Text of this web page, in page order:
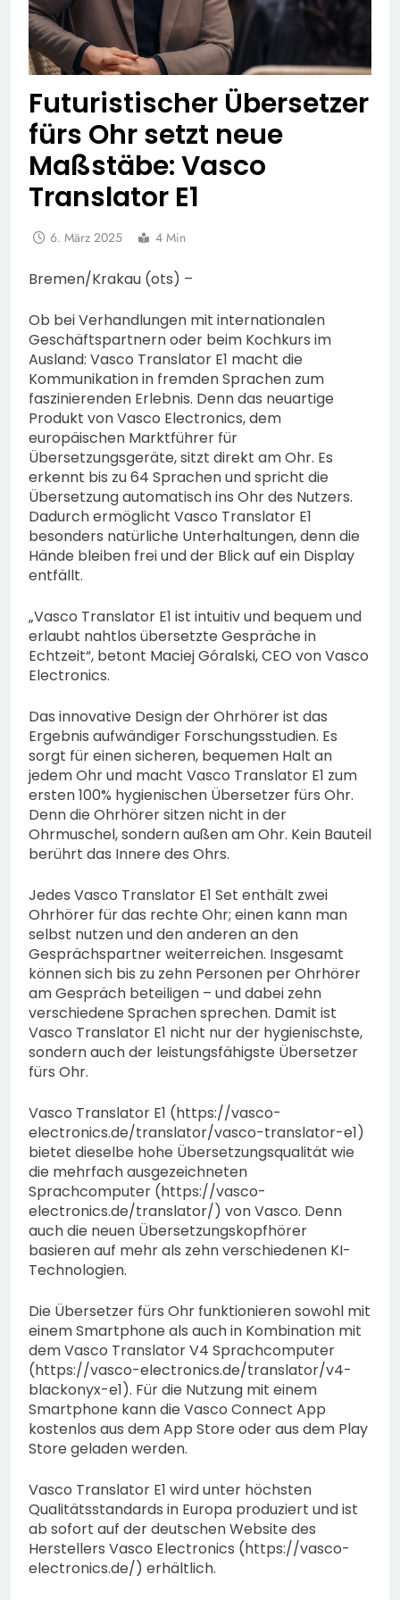
Futuristischer Übersetzer
fürs Ohr setzt neue
Maßstäbe: Vasco
Translator E1
6. März 2025 4 Min
Bremen/Krakau (ots) –
Ob bei Verhandlungen mit internationalen
Geschäftspartnern oder beim Kochkurs im
Ausland: Vasco Translator E1 macht die
Kommunikation in fremden Sprachen zum
faszinierenden Erlebnis. Denn das neuartige
Produkt von Vasco Electronics, dem
europäischen Marktführer für
Übersetzungsgeräte, sitzt direkt am Ohr. Es
erkennt bis zu 64 Sprachen und spricht die
Übersetzung automatisch ins Ohr des Nutzers.
Dadurch ermöglicht Vasco Translator E1
besonders natürliche Unterhaltungen, denn die
Hände bleiben frei und der Blick auf ein Display
entfällt.
„Vasco Translator E1 ist intuitiv und bequem und
erlaubt nahtlos übersetzte Gespräche in
Echtzeit“, betont Maciej Góralski, CEO von Vasco
Electronics.
Das innovative Design der Ohrhörer ist das
Ergebnis aufwändiger Forschungsstudien. Es
sorgt für einen sicheren, bequemen Halt an
jedem Ohr und macht Vasco Translator E1 zum
ersten 100% hygienischen Übersetzer fürs Ohr.
Denn die Ohrhörer sitzen nicht in der
Ohrmuschel, sondern außen am Ohr. Kein Bauteil
berührt das Innere des Ohrs.
Jedes Vasco Translator E1 Set enthält zwei
Ohrhörer für das rechte Ohr; einen kann man
selbst nutzen und den anderen an den
Gesprächspartner weiterreichen. Insgesamt
können sich bis zu zehn Personen per Ohrhörer
am Gespräch beteiligen – und dabei zehn
verschiedene Sprachen sprechen. Damit ist
Vasco Translator E1 nicht nur der hygienischste,
sondern auch der leistungsfähigste Übersetzer
fürs Ohr.
Vasco Translator E1 (https://vasco-
electronics.de/translator/vasco-translator-e1)
bietet dieselbe hohe Übersetzungsqualität wie
die mehrfach ausgezeichneten
Sprachcomputer (https://vasco-
electronics.de/translator/) von Vasco. Denn
auch die neuen Übersetzungskopfhörer
basieren auf mehr als zehn verschiedenen KI-
Technologien.
Die Übersetzer fürs Ohr funktionieren sowohl mit
einem Smartphone als auch in Kombination mit
dem Vasco Translator V4 Sprachcomputer
(https://vasco-electronics.de/translator/v4-
blackonyx-e1). Für die Nutzung mit einem
Smartphone kann die Vasco Connect App
kostenlos aus dem App Store oder aus dem Play
Store geladen werden.
Vasco Translator E1 wird unter höchsten
Qualitätsstandards in Europa produziert und ist
ab sofort auf der deutschen Website des
Herstellers Vasco Electronics (https://vasco-
electronics.de/) erhältlich.